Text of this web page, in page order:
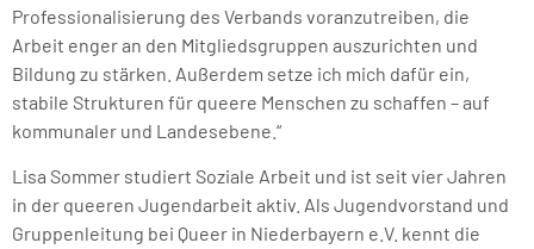
Professionalisierung des Verbands voranzutreiben, die
Arbeit enger an den Mitgliedsgruppen auszurichten und
Bildung zu stärken. Außerdem setze ich mich dafür ein,
stabile Strukturen für queere Menschen zu schaffen – auf
kommunaler und Landesebene.“
Lisa Sommer studiert Soziale Arbeit und ist seit vier Jahren
in der queeren Jugendarbeit aktiv. Als Jugendvorstand und
Gruppenleitung bei Queer in Niederbayern e.V. kennt die